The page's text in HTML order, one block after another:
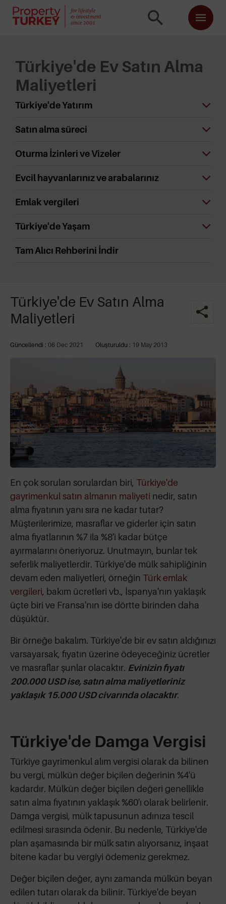
Türkiye'de Ev Satın Alma
Maliyetleri
Türkiye'de Yatırım
Satın alma süreci
Oturma İzinleri ve Vizeler
Evcil hayvanlarınız ve arabalarınız
Emlak vergileri
Türkiye'de Yaşam
Tam Alıcı Rehberini İndir
Türkiye'de Ev Satın Alma
Maliyetleri
Güncellendi : 06 Dec 2021 Oluşturuldu : 19 May 2013
En çok sorulan sorulardan biri, Türkiye'de
gayrimenkul satın almanın maliyeti nedir, satın
alma fiyatının yanı sıra ne kadar tutar?
Müşterilerimize, masraflar ve giderler için satın
alma fiyatlarının %7 ila %8'i kadar bütçe
ayırmalarını öneriyoruz. Unutmayın, bunlar tek
seferlik maliyetlerdir. Türkiye'de mülk sahipliğinin
devam eden maliyetleri, örneğin Türk emlak
vergileri, bakım ücretleri vb., İspanya'nın yaklaşık
üçte biri ve Fransa'nın ise dörtte birinden daha
düşüktür.
Bir örneğe bakalım. Türkiye'de bir ev satın aldığınızı
varsayarsak, fiyatın üzerine ödeyeceğiniz ücretler
ve masraflar şunlar olacaktır. Evinizin fiyatı
200.000 USD ise, satın alma maliyetleriniz
yaklaşık 15.000 USD civarında olacaktır.
Türkiye'de Damga Vergisi
Türkiye gayrimenkul alım vergisi olarak da bilinen
bu vergi, mülkün değer biçilen değerinin %4'ü
kadardır. Mülkün değer biçilen değeri genellikle
satın alma fiyatının yaklaşık %60'ı olarak belirlenir.
Damga vergisi, mülk tapusunun adınıza tescil
edilmesi sırasında ödenir. Bu nedenle, Türkiye'de
plan aşamasında bir mülk satın alıyorsanız, inşaat
bitene kadar bu vergiyi ödemeniz gerekmez.
Değer biçilen değer, aynı zamanda mülkün beyan
edilen tutarı olarak da bilinir. Türkiye'de beyan